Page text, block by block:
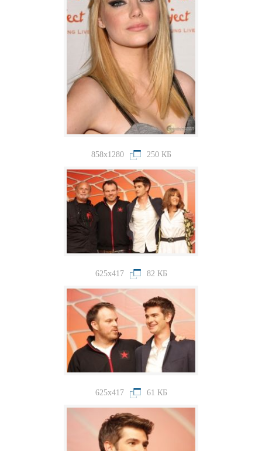
858x1280 250 КБ
625x417 82 КБ
625x417 61 КБ